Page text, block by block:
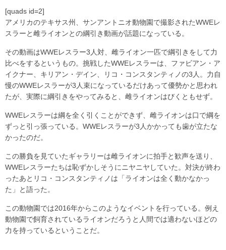
[quads id=2]
アメリカのテキサス州、サンアントニオ動物園で撮影されたWWEレ
スラーと雌ライオンとの綱引き動画が話題になっている。
その動画はWWEレスラー3人対、雌ライオン一匹で綱引きをして力
比べをするというもの。挑戦したWWEレスラーは、ファビアン・ア
イクナー、キリアン・デイン、リコ・コンスタンティノの3人。力自
慢のWWEレスラーが3人束になっているだけあって優勢かと思われ
たが、実際に綱引きをやってみると、雌ライオンはびくともせず。
WWEレスラーは綱を全く引くことができず、雌ライオンは口で綱を
ずっと引っ張っている。WWEレスラーが3人かかっても歯が立たな
かったのだ。
この勝負を見ていたギャラリーは雌ライオンに拍手と歓声を送り、
WWEレスラーたちは恥ずかしそうにニヤニヤしていた。対決が終わ
ったあとリコ・コンスタンティノは「ライオンは全く動かなかっ
た」と語った。
この動物園では2016年からこのようなイベントを行っている。例え
動物園で飼育されているライオンだろうと人間では適わないほどの
力を持っているということだ。